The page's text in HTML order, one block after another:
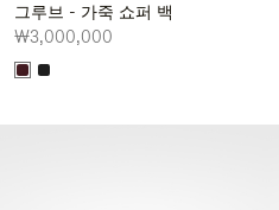
그루브 - 가죽 쇼퍼 백
₩3,000,000